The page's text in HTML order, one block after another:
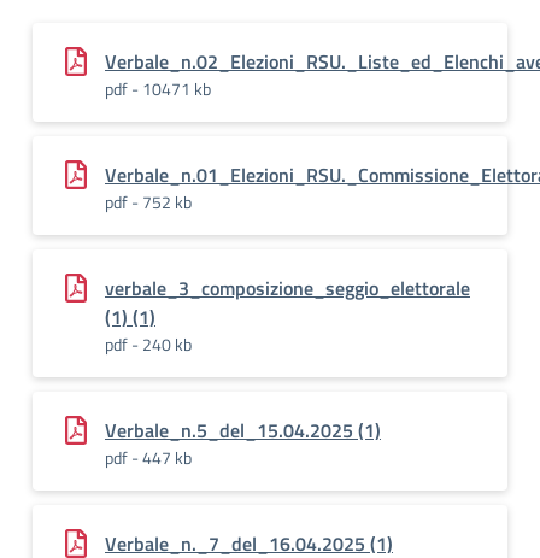
pdf - 10471 kb
pdf - 752 kb
verbale_3_composizione_seggio_elettorale
(1) (1)
pdf - 240 kb
Verbale_n.5_del_15.04.2025 (1)
pdf - 447 kb
Verbale_n._7_del_16.04.2025 (1)